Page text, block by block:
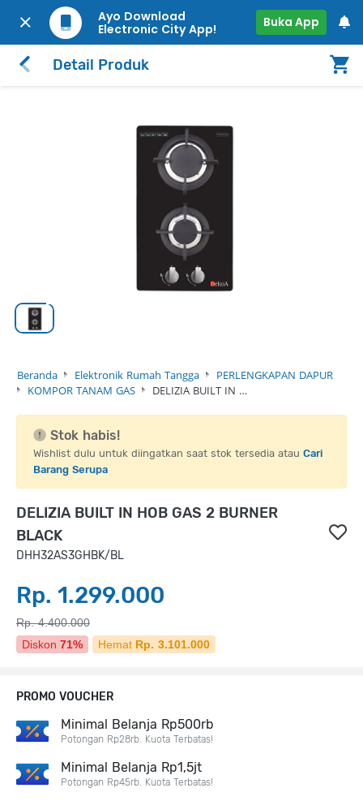
Ayo Download
Electronic City App!
Buka App
Detail Produk
Beranda Elektronik Rumah Tangga
PERLENGKAPAN DAPUR
KOMPOR TANAM GAS
DELIZIA BUILT IN …
Stok habis!
Wishlist dulu untuk diingatkan saat stok tersedia atau Cari
Barang Serupa
DELIZIA BUILT IN HOB GAS 2 BURNER
BLACK
DHH32AS3GHBK/BL
Rp. 1.299.000
Rp. 4.400.000
Diskon 71% Hemat Rp. 3.101.000
PROMO VOUCHER
Minimal Belanja Rp500rb
Potongan Rp28rb. Kuota Terbatas!
Minimal Belanja Rp1,5jt
Potongan Rp45rb. Kuota Terbatas!